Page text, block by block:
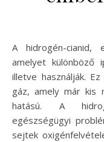
A hidrogén-cianid, egy rendkívül veszélyes vegyület,
amelyet különböző
illetve használják.
gáz, amely már kis
hatású. A
egészségügyi
sejtek